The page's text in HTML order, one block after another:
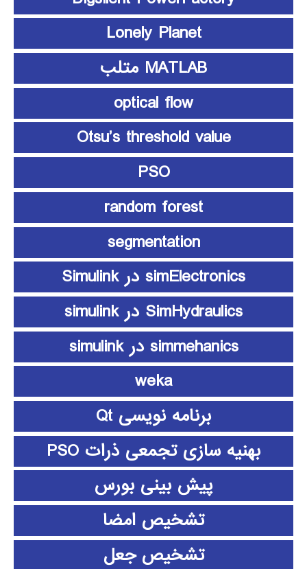
Lonely Planet
MATLAB متلب
optical flow
Otsu’s threshold value
PSO
random forest
segmentation
simElectronics در Simulink
SimHydraulics در simulink
simmehanics در simulink
weka
برنامه نویسی Qt
بهنیه سازی تجمعی ذرات PSO
پیش بینی بورس
تشخیص امضا
تشخیص جعل